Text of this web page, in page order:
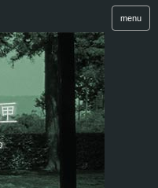
menu